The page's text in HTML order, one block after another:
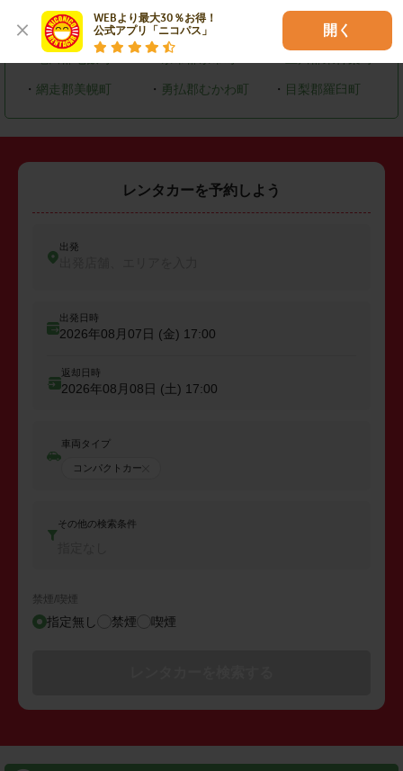
WEBより最大30％お得！
公式アプリ「ニコパス」
開く
・ 恵庭市 ・北広島市
・ 網走郡美幌町 ・ 勇払郡むかわ町 ・ 目梨郡羅臼町
レンタカーを予約しよう
出発
出発日時
2026年08月07日 (金) 17:00
返却日時
2026年08月08日 (土) 17:00
車両タイプ
コンパクトカー
その他の検索条件
禁煙/喫煙
指定無し 禁煙 喫煙